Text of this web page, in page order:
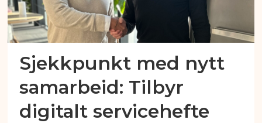
Sjekkpunkt med nytt
samarbeid: Tilbyr
digitalt servicehefte